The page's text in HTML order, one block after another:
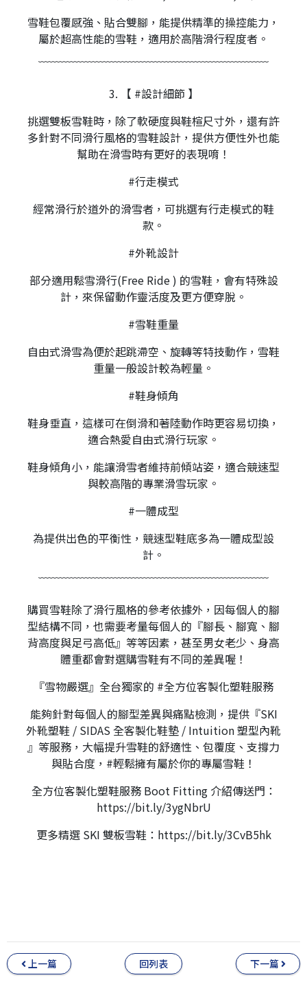
雪鞋包覆感強、貼合雙腳，能提供精準的操控能力，
屬於超高性能的雪鞋，適用於高階滑行程度者。
﹋﹋﹋﹋﹋﹋﹋﹋﹋﹋﹋﹋﹋﹋﹋﹋﹋﹋﹋﹋﹋
3. 【 #設計細節 】
挑選雙板雪鞋時，除了軟硬度與鞋楦尺寸外，還有許
多針對不同滑行風格的雪鞋設計，提供方便性外也能
幫助在滑雪時有更好的表現唷！
#行走模式
經常滑行於道外的滑雪者，可挑選有行走模式的鞋
款。
#外靴設計
部分適用鬆雪滑行(Free Ride ) 的雪鞋，會有特殊設
計，來保留動作靈活度及更方便穿脫。
#雪鞋重量
自由式滑雪為便於起跳滯空、旋轉等特技動作，雪鞋
重量一般設計較為輕量。
#鞋身傾角
鞋身垂直，這樣可在倒滑和著陸動作時更容易切換，
適合熱愛自由式滑行玩家。
鞋身傾角小，能讓滑雪者維持前傾站姿，適合競速型
與較高階的專業滑雪玩家。
#一體成型
為提供出色的平衡性，競速型鞋底多為一體成型設
計。
﹋﹋﹋﹋﹋﹋﹋﹋﹋﹋﹋﹋﹋﹋﹋﹋﹋﹋﹋﹋﹋
購買雪鞋除了滑行風格的參考依據外，因每個人的腳
型結構不同，也需要考量每個人的『腳長、腳寬、腳
背高度與足弓高低』等等因素，甚至男女老少、身高
體重都會對選購雪鞋有不同的差異喔！
『雪物嚴選』全台獨家的 #全方位客製化塑鞋服務
能夠針對每個人的腳型差異與痛點檢測，提供『SKI
外靴塑鞋 / SIDAS 全客製化鞋墊 / Intuition 塑型內靴
』等服務，大幅提升雪鞋的舒適性、包覆度、支撐力
與貼合度，#輕鬆擁有屬於你的專屬雪鞋！
全方位客製化塑鞋服務 Boot Fitting 介紹傳送門：
https://bit.ly/3ygNbrU
更多精選 SKI 雙板雪鞋：https://bit.ly/3CvB5hk
上一篇 回列表 下一篇